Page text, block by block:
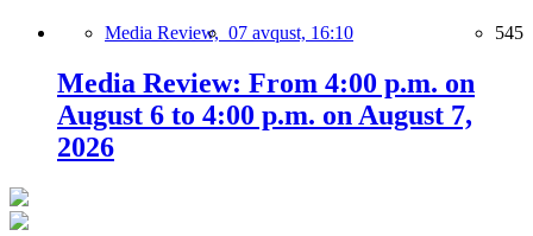
Media Review, 07 avqust, 16:10 545
Media Review: From 4:00 p.m. on
August 6 to 4:00 p.m. on August 7,
2026